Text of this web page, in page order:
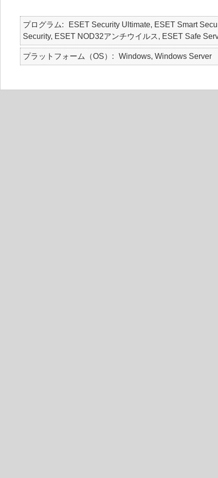
プログラム
ESET Security Ultimate, ESET Smart
Security, ESET NOD32アンチウイルス, ESET Safe
プラットフォーム（OS） Windows, Windows Server